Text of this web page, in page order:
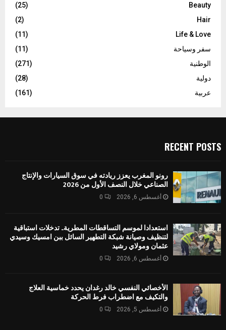
Beauty
(25)
Hair
(2)
Life & Love
(11)
سفر وسياحة
(11)
الوطنية
(271)
دولية
(28)
عربية
(161)
RECENT POSTS
رونو المغرب يعزز ريادته في سوق السيارات والإنتاج
الصناعي خلال النصف الأول من 2026
أغسطس 6, 2026 0
استعدادا لموسم التساقطات المطرية.. تدخلات استباقية
لتنظيف وصيانة شبكة التطهير السائل ببن امسيك وسيدي
عثمان ومولاي رشيد
أغسطس 6, 2026 0
الأخصائي النفسي خالد رغدان يحدد خماسية العلاج
والتكيف مع اضطراب فرط الحركة
أغسطس 5, 2026 0